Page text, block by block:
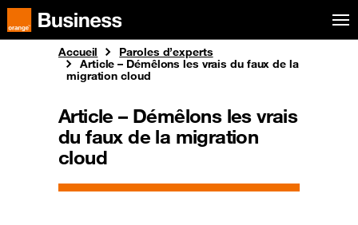
Aller au menu
Orange Business
Accueil
Paroles d’experts
Article – Démêlons les vrais du faux de la
migration cloud
Article – Démêlons les vrais
du faux de la migration
cloud